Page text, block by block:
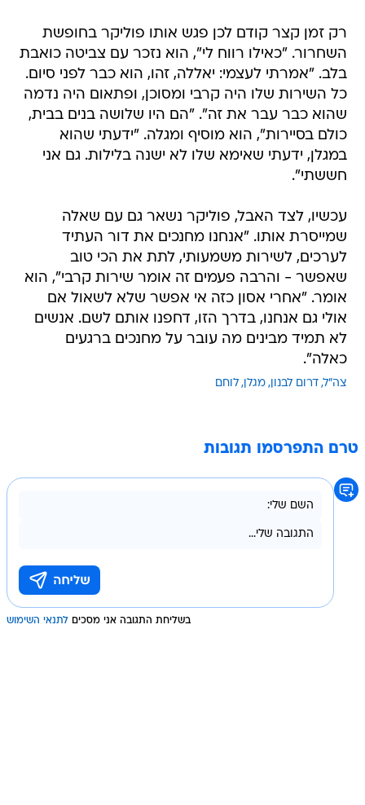
רק זמן קצר קודם לכן פגש אותו פוליקר בחופשת
השחרור. "כאילו רווח לי", הוא נזכר עם צביטה כואבת
בלב. "אמרתי לעצמי: יאללה, זהו, הוא כבר לפני סיום.
כל השירות שלו היה קרבי ומסוכן, ופתאום היה נדמה
שהוא כבר עבר את זה". "הם היו שלושה בנים בבית,
כולם בסיירות", הוא מוסיף ומגלה. "ידעתי שהוא
במגלן, ידעתי שאימא שלו לא ישנה בלילות. גם אני
חששתי".
עכשיו, לצד האבל, פוליקר נשאר גם עם שאלה
שמייסרת אותו. "אנחנו מחנכים את דור העתיד
לערכים, לשירות משמעותי, לתת את הכי טוב
שאפשר - והרבה פעמים זה אומר שירות קרבי", הוא
אומר. "אחרי אסון כזה אי אפשר שלא לשאול אם
אולי גם אנחנו, בדרך הזו, דחפנו אותם לשם. אנשים
לא תמיד מבינים מה עובר על מחנכים ברגעים
כאלה".
צה"ל דרום לבנון מגלן לוחם
טרם התפרסמו תגובות
בשליחת התגובה אני מסכים לתנאי השימוש